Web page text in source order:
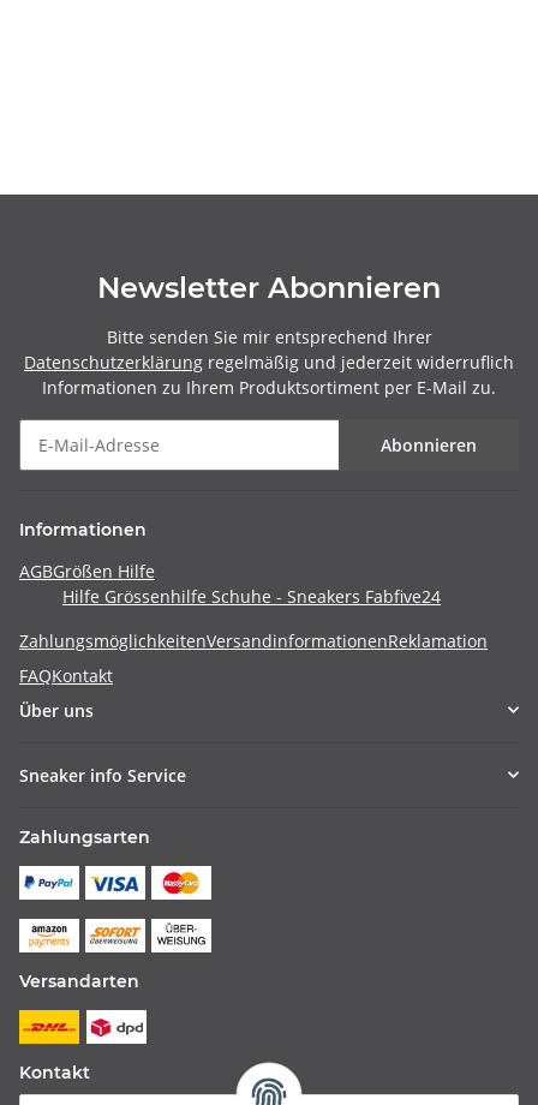
Newsletter Abonnieren
Bitte senden Sie mir entsprechend Ihrer
Datenschutzerklärung regelmäßig und jederzeit widerruflich
Informationen zu Ihrem Produktsortiment per E-Mail zu.
Abonnieren
Informationen
AGBGrößen Hilfe
Hilfe Grössenhilfe Schuhe - Sneakers Fabfive24
ZahlungsmöglichkeitenVersandinformationenReklamation
FAQKontakt
Über uns
Sneaker info Service
Zahlungsarten
Versandarten
Kontakt